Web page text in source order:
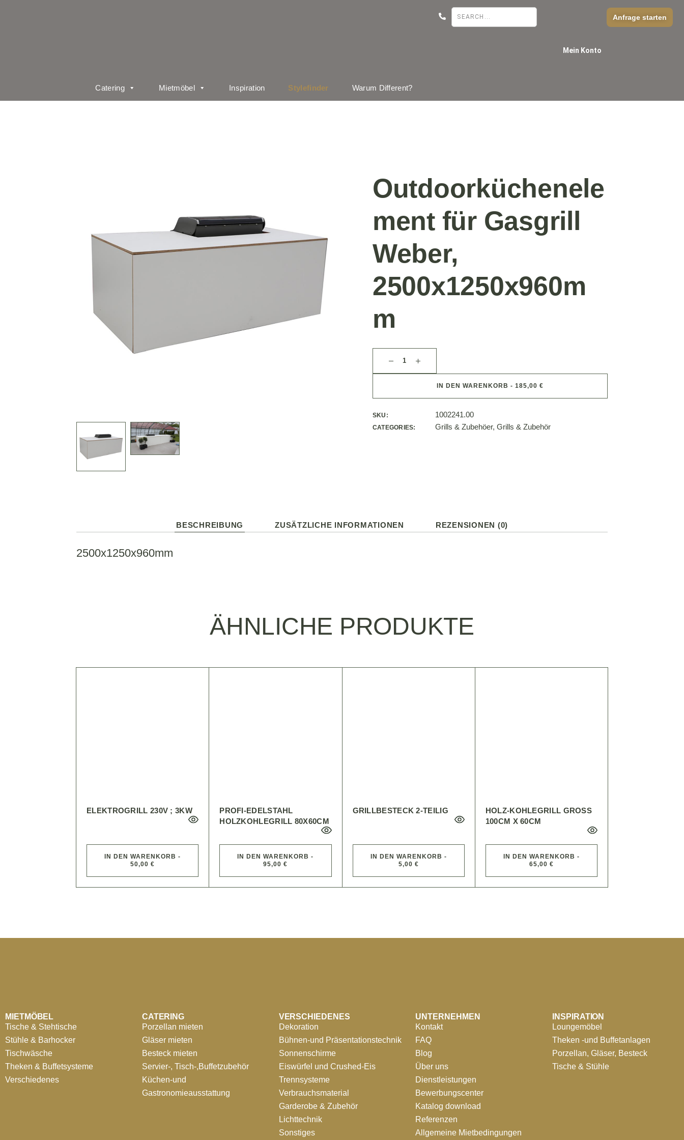
Catering Mietmöbel Inspiration Stylefinder Warum Different?
Mein Konto
Anfrage starten
Outdoorküchenele
ment für Gasgrill
Weber,
2500x1250x960m
m
IN DEN WARENKORB - 185,00 €
SKU: 1002241.00
CATEGORIES: Grills & Zubehöer, Grills & Zubehör
BESCHREIBUNG ZUSÄTZLICHE INFORMATIONEN REZENSIONEN (0)
2500x1250x960mm
ÄHNLICHE PRODUKTE
ELEKTROGRILL 230V ; 3KW
IN DEN WARENKORB -
50,00 €
PROFI-EDELSTAHL
HOLZKOHLEGRILL 80X60CM
IN DEN WARENKORB -
95,00 €
GRILLBESTECK 2-TEILIG
IN DEN WARENKORB -
5,00 €
HOLZ-KOHLEGRILL GROSS 1
00CM X 60CM
IN DEN WARENKORB -
65,00 €
MIETMÖBEL
Tische & Stehtische
Stühle & Barhocker
Tischwäsche
Theken & Buffetsysteme
Verschiedenes
CATERING
Porzellan mieten
Gläser mieten
Besteck mieten
Servier-, Tisch-,Buffetzubehör
Küchen-und
Gastronomieausstattung
VERSCHIEDENES
Dekoration
Bühnen-und Präsentationstechnik
Sonnenschirme
Eiswürfel und Crushed-Eis
Trennsysteme
Verbrauchsmaterial
Garderobe & Zubehör
Lichttechnik
Sonstiges
UNTERNEHMEN
Kontakt
FAQ
Blog
Über uns
Dienstleistungen
Bewerbungscenter
Katalog download
Referenzen
Allgemeine Mietbedingungen
INSPIRATION
Loungemöbel
Theken -und Buffetanlagen
Porzellan, Gläser, Besteck
Tische & Stühle